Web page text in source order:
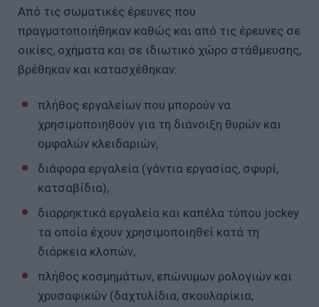
Από τις σωματικές έρευνες που
πραγματοποιήθηκαν καθώς και από τις έρευνες σε
οικίες, οχήματα και σε ιδιωτικό χώρο στάθμευσης,
βρέθηκαν και κατασχέθηκαν:
πλήθος εργαλείων που μπορούν να
χρησιμοποιηθούν για τη διάνοιξη θυρών και
ομφαλών κλειδαριών,
διάφορα εργαλεία (γάντια εργασίας, σφυρί,
κατσαβίδια),
διαρρηκτικά εργαλεία και καπέλα τύπου jockey
τα οποία έχουν χρησιμοποιηθεί κατά τη
διάρκεια κλοπών,
πλήθος κοσμημάτων, επώνυμων ρολογιών και
χρυσαφικών (δαχτυλίδια, σκουλαρίκια,